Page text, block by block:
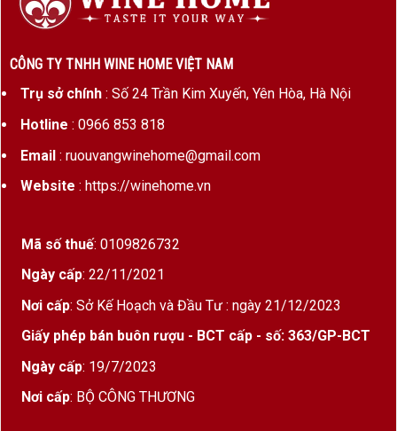
CÔNG TY TNHH WINE HOME VIỆT NAM
Trụ sở chính: Số 24 Trần Kim Xuyến, Yên Hòa, Hà Nội
Hotline : 0966 853 818
Email: ruouvangwinehome@gmail.com
Website : https://winehome.vn
Mã số thuế: 0109826732
Ngày cấp: 22/11/2021
Nơi cấp: Sở Kế Hoạch và Đầu Tư : ngày 21/12/2023
Giấy phép bán buôn rượu - BCT cấp - số: 363/GP-BCT
Ngày cấp: 19/7/2023
Nơi cấp: BỘ CÔNG THƯƠNG